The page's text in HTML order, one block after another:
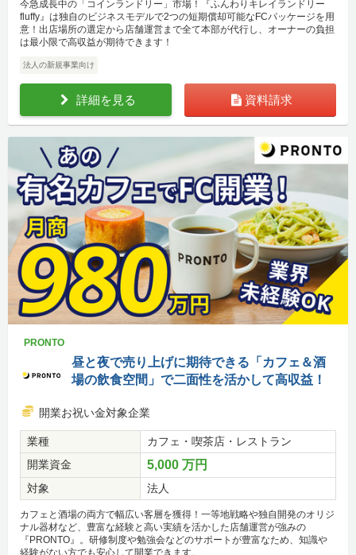
今急成長中の「コインランドリー」市場！『ふんわりキレイランドリー
fluffy』は独自のビジネスモデルで2つの短期償却可能なFCパッケージを用
意！出店場所の選定から店舗運営まで全て本部が代行し、オーナーの負担
は最小限で高収益が期待できます！
法人の新規事業向け
詳細を見る 資料請求
PRONTO
昼と夜で売り上げに期待できる「カフェ＆酒
場の飲食空間」で二面性を活かして高収益！
開業お祝い金対象企業
業種
カフェ・喫茶店・レストラン
開業資金
5,000 万円
対象 法人
カフェと酒場の両方で幅広い客層を獲得！一等地戦略や独自開発のオリジ
ナル器材など、豊富な経験と高い実績を活かした店舗運営が強みの
『PRONTO』。研修制度や勉強会などのサポートが豊富なため、知識や